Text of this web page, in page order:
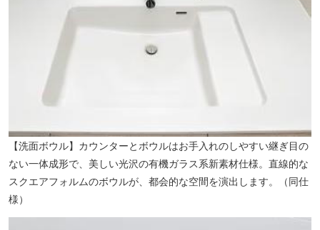
【洗面ボウル】カウンターとボウルはお手入れのしやすい継ぎ目の
ない一体成形で、美しい光沢の有機ガラス系新素材仕様。直線的な
スクエアフォルムのボウルが、都会的な空間を演出します。（同仕
様）